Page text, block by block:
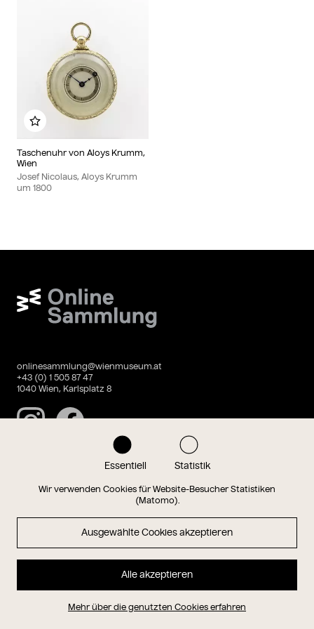
Essentiell Statistik
Wir verwenden Cookies für Website-Besucher Statistiken
(Matomo).
Ausgewählte Cookies akzeptieren
Alle akzeptieren
Mehr über die genutzten Cookies erfahren
Taschenuhr von Aloys Krumm,
Wien
Josef Nicolaus, Aloys Krumm
um 1800
Zu meinem Album hinzufügen
Wien Museum Online Sammlung
onlinesammlung@wienmuseum.at
+43 (0) 1 505 87 47
1040 Wien, Karlsplatz 8
InstagramFacebook
Magazin
Hauptseite